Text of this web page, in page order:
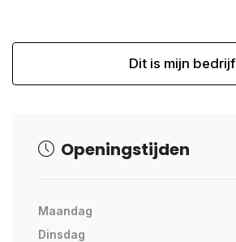
Dit is mijn bedrijf
Openingstijden
Maandag
Dinsdag